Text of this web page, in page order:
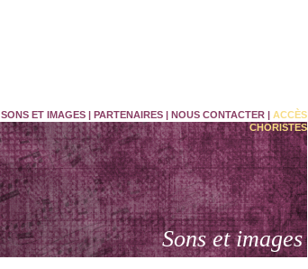
SONS ET IMAGES | PARTENAIRES | NOUS CONTACTER | ACCÈS
CHORISTES
Sons et images